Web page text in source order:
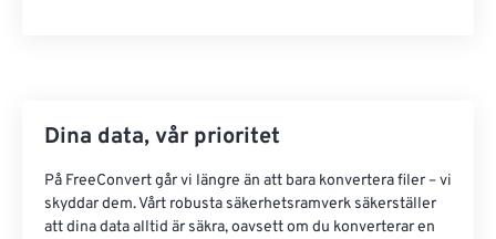
Dina data, vår prioritet
På FreeConvert går vi längre än att bara konvertera filer – vi
skyddar dem. Vårt robusta säkerhetsramverk säkerställer
att dina data alltid är säkra, oavsett om du konverterar en